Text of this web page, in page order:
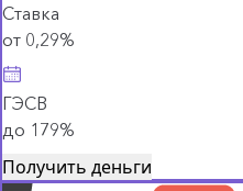
Ставка
от 0,29%
ГЭСВ
до 179%
Получить деньги